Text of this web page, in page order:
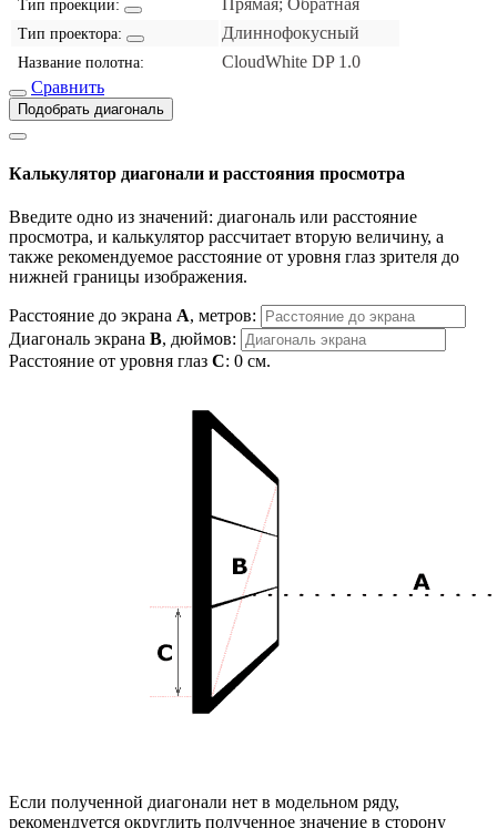
Тип проекции:
Тип проектора: Длиннофокусный
Название полотна:
CloudWhite DP 1.0
Сравнить
Подобрать диагональ
Калькулятор диагонали и расстояния просмотра
Введите одно из значений: диагональ или расстояние
просмотра, и калькулятор рассчитает вторую величину, а
также рекомендуемое расстояние от уровня глаз зрителя до
нижней границы изображения.
Расстояние до экрана A, метров:
Диагональ экрана B, дюймов:
Расстояние от уровня глаз C: 0 см.
Если полученной диагонали нет в модельном ряду,
рекомендуется округлить полученное значение в сторону